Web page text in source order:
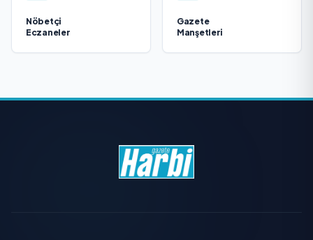
Nöbetçi
Eczaneler
Gazete
Manşetleri